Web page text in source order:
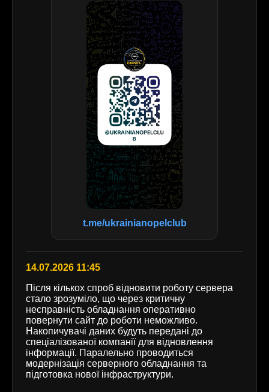
t.me/ukrainianopelclub
14.07.2026 11:45
Після кількох спроб відновити роботу сервера
стало зрозуміло, що через критичну
несправність обладнання оперативно
повернути сайт до роботи неможливо.
Накопичувачі даних будуть передані до
спеціалізованої компанії для відновлення
інформації. Паралельно проводиться
модернізація серверного обладнання та
підготовка нової інфраструктури.